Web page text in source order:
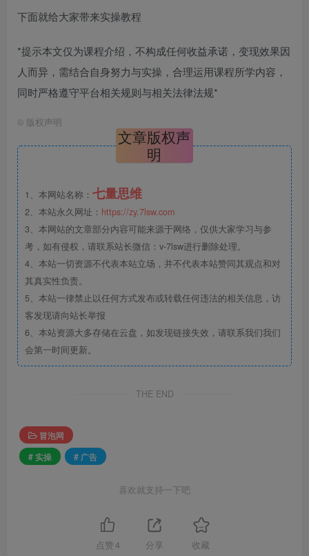
下面就给大家带来实操教程
*提示本文仅为课程介绍，不构成任何收益承诺，变现效果因
人而异，需结合自身努力与实操，合理运用课程所学内容，
同时严格遵守平台相关规则与相关法律法规*
© 版权声明
文章版权声
明
1、本网站名称： 七量思维
2、本站永久网址： https://zy.7lsw.com
3、本网站的文章部分内容可能来源于网络，仅供大家学习与参
考，如有侵权，请联系站长微信：v-7lsw进行删除处理。
4、本站一切资源不代表本站立场，并不代表本站赞同其观点和对
其真实性负责。
5、本站一律禁止以任何方式发布或转载任何违法的相关信息，访
客发现请向站长举报
6、本站资源大多存储在云盘，如发现链接失效，请联系我们我们
会第一时间更新。
THE END
冒泡网
# 实操
# 广告
喜欢就支持一下吧
点赞 4 分享 收藏